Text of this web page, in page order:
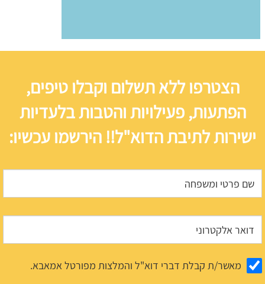
הצטרפו ללא תשלום וקבלו טיפים,
הפתעות, פעילויות והטבות בלעדיות
ישירות לתיבת הדוא"ל!! הירשמו עכשיו:
מאשר/ת קבלת דברי דוא"ל והמלצות מפורטל אמאבא.